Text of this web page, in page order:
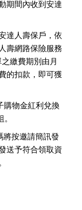
期間內收到安達
達人壽保戶，依
壽網路保險服務
繳費期別由月
的扣款，即可獲
購物金紅利兌換
將按邀請簡訊發
送予符合領取資